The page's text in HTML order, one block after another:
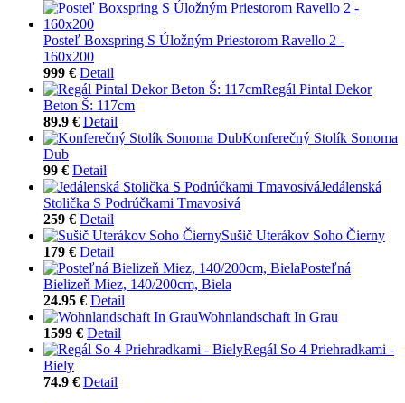
Posteľ Boxspring S Úložným Priestorom Ravello 2 -
160x200
999 € Detail
Regál Pintal Dekor
Beton Š: 117cm
89.9 € Detail
Konferečný Stolík Sonoma
Dub
99 € Detail
Jedálenská
Stolička S Podrúčkami Tmavosivá
259 € Detail
Sušič Uterákov Soho Čierny
179 € Detail
Posteľná
Bielizeň Miez, 140/200cm, Biela
24.95 € Detail
Wohnlandschaft In Grau
1599 € Detail
Regál So 4 Priehradkami -
Biely
74.9 € Detail